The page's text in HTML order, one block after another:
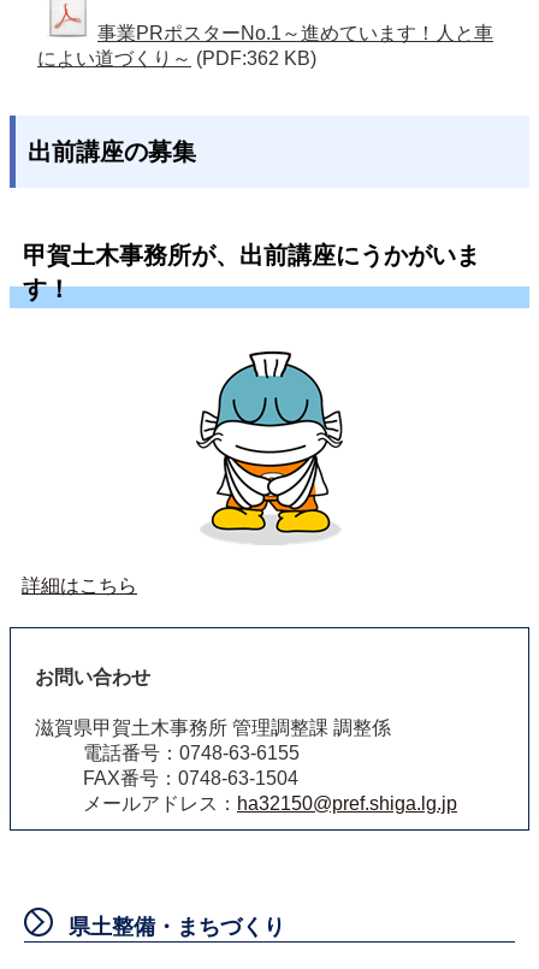
事業PRポスターNo.1～進めています！人と車
によい道づくり～ (PDF:362 KB)
出前講座の募集
甲賀土木事務所が、出前講座にうかがいま
す！
詳細はこちら
お問い合わせ
滋賀県甲賀土木事務所 管理調整課 調整係
電話番号：0748-63-6155
FAX番号：0748-63-1504
メールアドレス： ha32150@pref.shiga.lg.jp
県土整備・まちづくり